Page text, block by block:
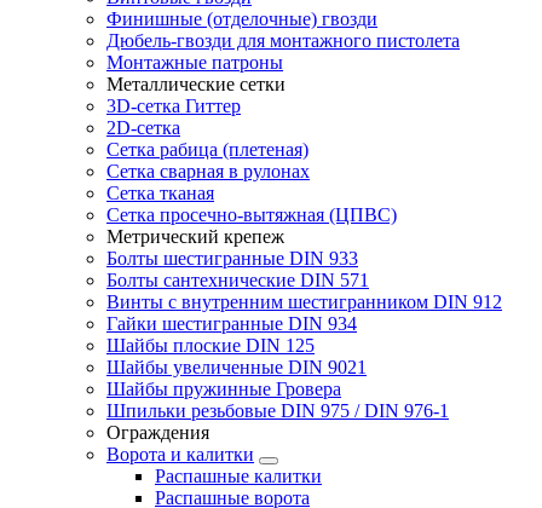
Финишные (отделочные) гвозди
Дюбель-гвозди для монтажного пистолета
Монтажные патроны
Металлические сетки
3D-сетка Гиттер
2D-сетка
Сетка рабица (плетеная)
Сетка сварная в рулонах
Сетка тканая
Сетка просечно-вытяжная (ЦПВС)
Метрический крепеж
Болты шестигранные DIN 933
Болты сантехнические DIN 571
Винты с внутренним шестигранником DIN 912
Гайки шестигранные DIN 934
Шайбы плоские DIN 125
Шайбы увеличенные DIN 9021
Шайбы пружинные Гровера
Шпильки резьбовые DIN 975 / DIN 976-1
Ограждения
Ворота и калитки
Распашные калитки
Распашные ворота